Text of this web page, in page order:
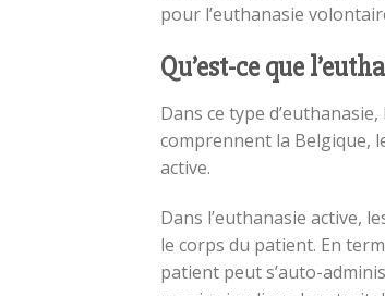
pour l’euthanasie
Qu’est-ce que
Dans ce type
comprennent la Belgique,
active.
Dans l’euthanasie active,
le corps du patient. En
patient peut s’auto-